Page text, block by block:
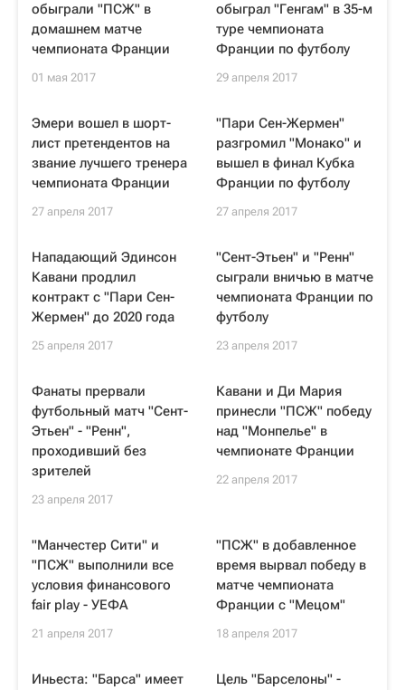
обыграли "ПСЖ" в
домашнем матче
чемпионата Франции
01 мая 2017
обыграл "Генгам" в 35-м
туре чемпионата
Франции по футболу
29 апреля 2017
Эмери вошел в шорт-
лист претендентов на
звание лучшего тренера
чемпионата Франции
27 апреля 2017
"Пари Сен-Жермен"
разгромил "Монако" и
вышел в финал Кубка
Франции по футболу
27 апреля 2017
Нападающий Эдинсон
Кавани продлил
контракт с "Пари Сен-
Жермен" до 2020 года
25 апреля 2017
"Сент-Этьен" и "Ренн"
сыграли вничью в матче
чемпионата Франции по
футболу
23 апреля 2017
Фанаты прервали
футбольный матч "Сент-
Этьен" - "Ренн",
проходивший без
зрителей
23 апреля 2017
Кавани и Ди Мария
принесли "ПСЖ" победу
над "Монпелье" в
чемпионате Франции
22 апреля 2017
"Манчестер Сити" и
"ПСЖ" выполнили все
условия финансового
fair play - УЕФА
21 апреля 2017
"ПСЖ" в добавленное
время вырвал победу в
матче чемпионата
Франции с "Мецом"
18 апреля 2017
Иньеста: "Барса" имеет
Цель "Барселоны" -